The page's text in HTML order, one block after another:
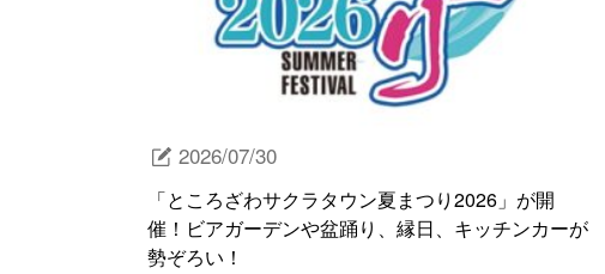
2026/07/30
「ところざわサクラタウン夏まつり2026」が開
催！ビアガーデンや盆踊り、縁日、キッチンカーが
勢ぞろい！